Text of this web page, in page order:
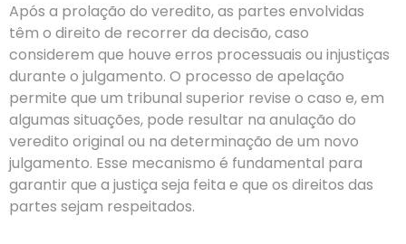
Após a prolação do veredito, as partes envolvidas
têm o direito de recorrer da decisão, caso
considerem que houve erros processuais ou injustiças
durante o julgamento. O processo de apelação
permite que um tribunal superior revise o caso e, em
algumas situações, pode resultar na anulação do
veredito original ou na determinação de um novo
julgamento. Esse mecanismo é fundamental para
garantir que a justiça seja feita e que os direitos das
partes sejam respeitados.